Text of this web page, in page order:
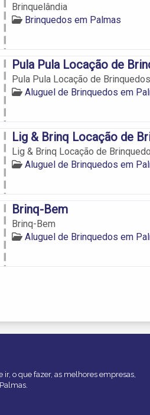
Brinquelândia
Brinquedos em Palmas
Pula Pula Locação de
Pula Pula Locação de Brinquedos
Aluguel de Brinquedos em
Lig & Brinq Locação de
Lig & Brinq Locação de
Aluguel de Brinquedos em
Brinq-Bem
Brinq-Bem
Aluguel de Brinquedos em
o que fazer, as melhores empresas,